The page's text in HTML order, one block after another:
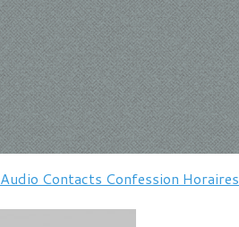
Audio Contacts Confession Horaires